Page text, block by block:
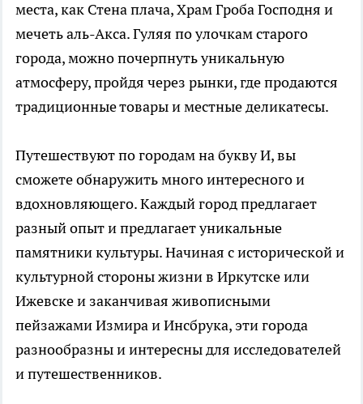
места, как Стена плача, Храм Гроба Господня и
мечеть аль-Акса. Гуляя по улочкам старого
города, можно почерпнуть уникальную
атмосферу, пройдя через рынки, где продаются
традиционные товары и местные деликатесы.
Путешествуют по городам на букву И, вы
сможете обнаружить много интересного и
вдохновляющего. Каждый город предлагает
разный опыт и предлагает уникальные
памятники культуры. Начиная с исторической и
культурной стороны жизни в Иркутске или
Ижевске и заканчивая живописными
пейзажами Измира и Инсбрука, эти города
разнообразны и интересны для исследователей
и путешественников.